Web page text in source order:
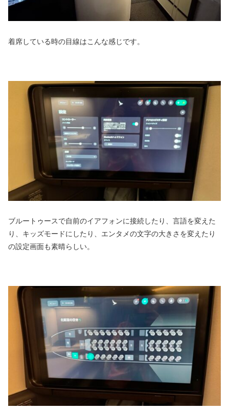
着席している時の目線はこんな感じです。
ブルートゥースで自前のイアフォンに接続したり、言語を変えた
り、キッズモードにしたり、エンタメの文字の大きさを変えたり
の設定画面も素晴らしい。